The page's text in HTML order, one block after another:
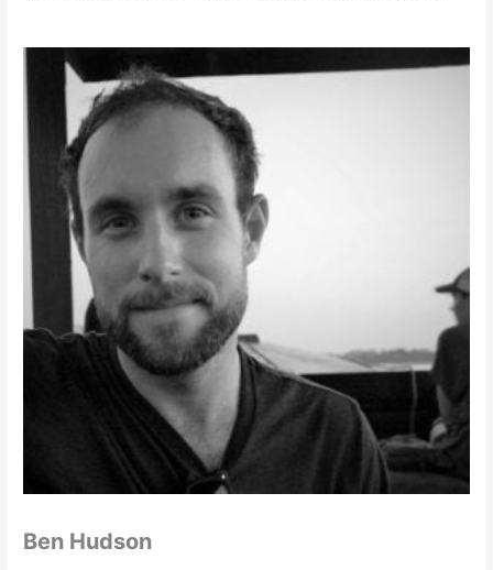
Ben Hudson